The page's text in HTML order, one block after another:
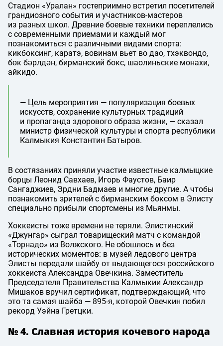
Стадион «Уралан» гостеприимно встретил посетителей
грандиозного события и участников-мастеров
из разных школ. Древние боевые техники переплелись
с современными приемами и каждый мог
познакомиться с различными видами спорта:
кикбоксинг, каратэ, вовинам вьет во дао, тхэквондо,
бөк бәрлдән, бирманский бокс, шаолиньские монахи,
айкидо.
— Цель мероприятия — популяризация боевых
искусств, сохранение культурных традиций
и пропаганда здорового образа жизни, — сказал
министр физической культуры и спорта республики
Калмыкия Константин Батыров.
В состязаниях приняли участие известные калмыцкие
борцы Леонид Савхаев, Игорь Фаустов, Баир
Сангаджиев, Эрдни Бадмаев и многие другие. А чтобы
познакомить зрителей с бирманским боксом в Элисту
специально прибыли спортсмены из Мьянмы.
Хоккеисты тоже времени не теряли. Элистинский
«Джунгар» сыграл товарищеский матч с командой
«Торнадо» из Волжского. Не обошлось и без
исторических моментов: в музей ледового центра
Элисты передали шайбу от выдающегося российского
хоккеиста Александра Овечкина. Заместитель
Председателя Правительства Калмыкии Александр
Мишаков вручил сертификат, подтверждающий, что
это та самая шайба — 895-я, которой Овечкин побил
рекорд Уэйна Гретцки.
№ 4. Славная история кочевого народа